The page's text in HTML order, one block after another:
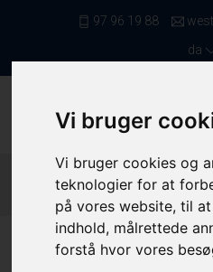
Vi bruger
Vi bruger cookies og
teknologier for at
på vores website, til
indhold, målrettede
forstå hvor vores
97 96 19 88
da
Forside / Fiskefartøjer
/
Meter
/